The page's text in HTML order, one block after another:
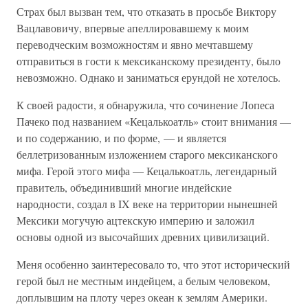
Страх был вызван тем, что отказать в просьбе Виктору
Вацлавовичу, впервые апеллировавшему к моим
переводческим возможностям и явно мечтавшему
отправиться в гости к мексиканскому президенту, было
невозможно. Однако и заниматься ерундой не хотелось.
К своей радости, я обнаружила, что сочинение Лопеса
Пачеко под названием «Кецалькоатль» стоит внимания —
и по содержанию, и по форме, — и является
беллетризованным изложением старого мексиканского
мифа. Герой этого мифа — Кецалькоатль, легендарный
правитель, объединивший многие индейские
народности, создал в IX веке на территории нынешней
Мексики могучую ацтекскую империю и заложил
основы одной из высочайших древних цивилизаций.
Меня особенно заинтересовало то, что этот исторический
герой был не местным индейцем, а белым человеком,
доплывшим на плоту через океан к землям Америки.